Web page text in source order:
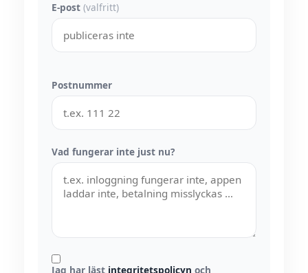
E-post (valfritt)
Postnummer
Vad fungerar inte just nu?
Jag har läst integritetspolicyn och